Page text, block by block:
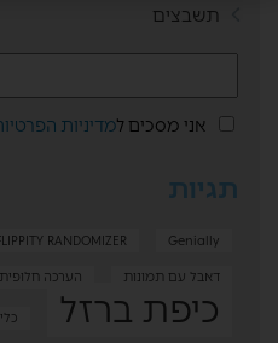
תשבצים
אני מסכים למדיניות
תגיות
RANDOMIZER Genially
דאבל עם תמונות
הערכה חלופית
כיפת ברזל